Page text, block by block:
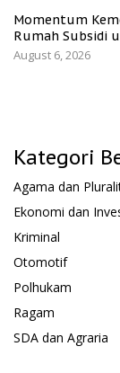
Momentum
Rumah Subsidi
August 6, 2026
Kategori
Agama dan
Ekonomi dan
Kriminal
Otomotif
Polhukam
Ragam
SDA dan Agraria